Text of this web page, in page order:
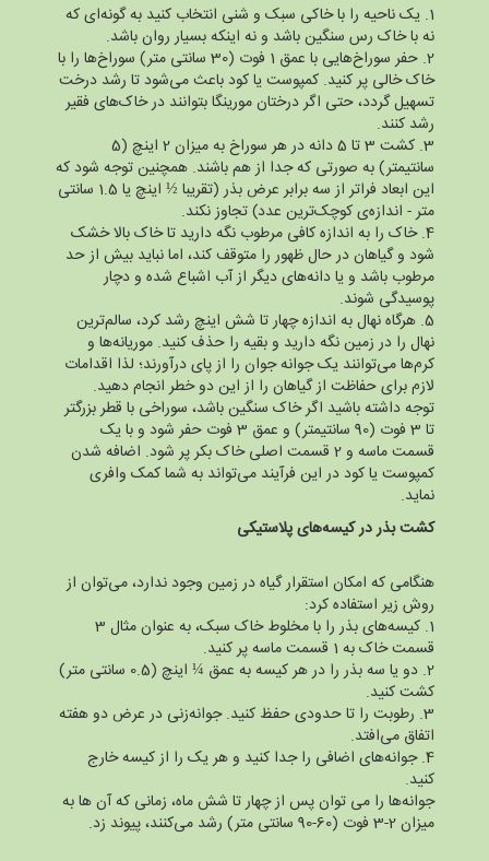
1. یک ناحیه را با خاکی سبک و شنی انتخاب کنید به گونه‌ای که
نه با خاک رس سنگین باشد و نه اینکه بسیار روان باشد.
2. حفر سوراخ‌هایی با عمق 1 فوت (30 سانتی متر) سوراخ‌ها را با
خاک خالی پر کنید. کمپوست یا کود باعث می‌شود تا رشد درخت
تسهیل گردد، حتی اگر درختان مورینگا بتوانند در خاک‌های فقیر
رشد کنند.
3. کشت 3 تا 5 دانه در هر سوراخ به میزان 2 اینچ (5
سانتیمتر) به صورتی که جدا از هم باشند. همچنین توجه شود که
این ابعاد فراتر از سه برابر عرض بذر (تقریبا ½ اینچ یا 1.5 سانتی
متر - اندازه‌ی کوچک‌ترین عدد) تجاوز نکند.
4. خاک را به اندازه کافی مرطوب نگه دارید تا خاک بالا خشک
شود و گیاهان در حال ظهور را متوقف کند، اما نباید بیش از حد
مرطوب باشد و یا دانه‌های دیگر از آب اشباع شده و دچار
پوسیدگی شوند.
5. هرگاه نهال به اندازه چهار تا شش اینچ رشد کرد، سالم‌ترین
نهال را در زمین نگه دارید و بقیه را حذف کنید. موریانه‌ها و
کرم‌ها می‌توانند یک جوانه جوان را از پای درآورند؛ لذا اقدامات
لازم برای حفاظت از گیاهان را از این دو خطر انجام دهید.
توجه داشته باشید اگر خاک سنگین باشد، سوراخی با قطر بزرگتر
تا 3 فوت (90 سانتیمتر) و عمق 3 فوت حفر شود و با یک
قسمت ماسه و 2 قسمت اصلی خاک بکر پر شود. اضافه شدن
کمپوست یا کود در این فرآیند می‌تواند به شما کمک وافری
نماید.
کشت بذر در کیسه‌های پلاستیکی
هنگامی که امکان استقرار گیاه در زمین وجود ندارد، می‌توان از
روش زیر استفاده کرد:
1. کیسه‌های بذر را با مخلوط خاک سبک، به عنوان مثال 3
قسمت خاک به 1 قسمت ماسه پر کنید.
2. دو یا سه بذر را در هر کیسه به عمق ¼ اینچ (0.5 سانتی متر)
کشت کنید.
3. رطوبت را تا حدودی حفظ کنید. جوانه‌زنی در عرض دو هفته
اتفاق می‌افتد.
4. جوانه‌های اضافی را جدا کنید و هر یک را از کیسه خارج
کنید.
جوانه‌ها را می توان پس از چهار تا شش ماه، زمانی که آن ها به
میزان 2-3 فوت (60-90 سانتی متر) رشد می‌کنند، پیوند زد.